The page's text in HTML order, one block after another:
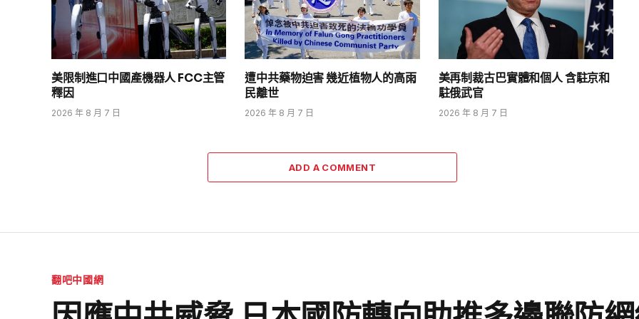
美限制進口中國產機器人 FCC主管
釋因
2026 年 8 月 7 日
遭中共藥物迫害 幾近植物人的高雨
民離世
2026 年 8 月 7 日
美再制裁古巴實體和個人 含駐京和
駐俄武官
2026 年 8 月 7 日
ADD A COMMENT
翻吧中國網